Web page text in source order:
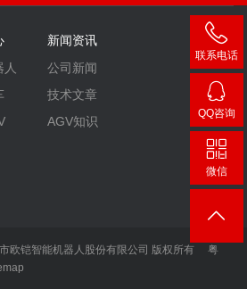
人
新闻资讯
公司新闻
技术文章
AGV知识
欧铠智能机器人股份有限公司 版权所有
粤
联系电话
400-
007-
3860
QQ咨询
微信